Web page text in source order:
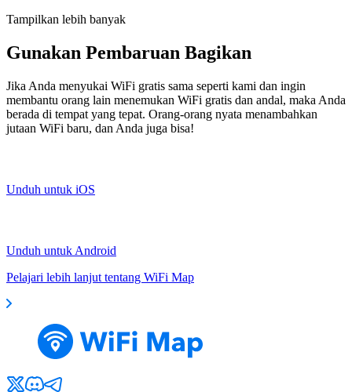
Tampilkan lebih banyak
Gunakan Pembaruan Bagikan
Jika Anda menyukai WiFi gratis sama seperti kami dan ingin
membantu orang lain menemukan WiFi gratis dan andal, maka Anda
berada di tempat yang tepat. Orang-orang nyata menambahkan
jutaan WiFi baru, dan Anda juga bisa!
Unduh untuk iOS
Unduh untuk Android
Pelajari lebih lanjut tentang WiFi Map